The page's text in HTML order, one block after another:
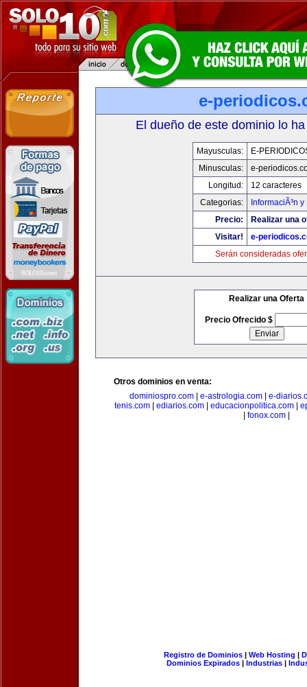
e-
El dueño de este dominio lo
Mayusculas:
E-
Minusculas:
e-
Longitud:
12 caracteres
Categorias:
InformaciÃ³n
Precio:
Realizar una
Visitar!
e-
Serán consideradas
Realizar una Oferta
Precio Ofrecido $
Otros dominios en venta:
dominiospro.com
e-astrologia.com
e-
tenis.com
ediarios.com educacionpolitica.com
fonox.com
Registro de Dominios| Web Hosting |
Dominios Expirados | Industrias |